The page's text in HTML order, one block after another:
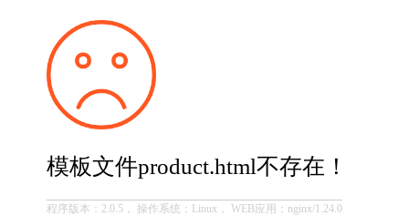
模板文件product.html不存在！
程序版本：2.0.5， 操作系统：Linux， WEB应用：nginx/1.24.0